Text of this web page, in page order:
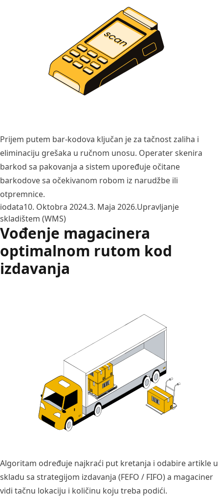
Prijem putem bar-kodova ključan je za tačnost zaliha i
eliminaciju grešaka u ručnom unosu. Operater skenira
barkod sa pakovanja a sistem upoređuje očitane
barkodove sa očekivanom robom iz narudžbe ili
otpremnice.
Posted by
iodata10. Oktobra 2024.3. Maja 2026.Posted in
Upravljanje
skladištem (WMS)
Vođenje magacinera
optimalnom rutom kod
izdavanja
Algoritam određuje najkraći put kretanja i odabire artikle u
skladu sa strategijom izdavanja (FEFO / FIFO) a magaciner
vidi tačnu lokaciju i količinu koju treba podići.